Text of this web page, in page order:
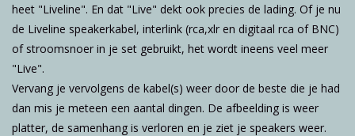
Audio
Sale
Info
heet "Liveline". En dat "Live" dekt ook precies de lading. Of je nu
de Liveline speakerkabel, interlink (rca,xlr en digitaal rca of BNC)
of stroomsnoer in je set gebruikt, het wordt ineens veel meer
"Live".
Vervang je vervolgens de kabel(s) weer door de beste die je had
dan mis je meteen een aantal dingen. De afbeelding is weer
platter, de samenhang is verloren en je ziet je speakers weer.